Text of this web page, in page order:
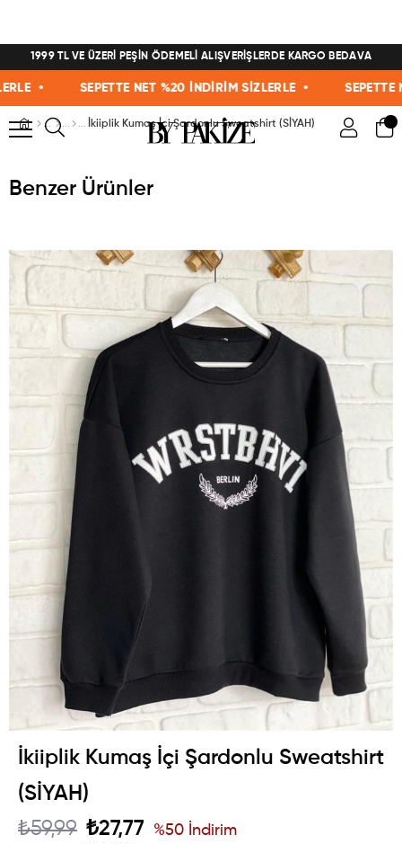
1999 TL VE ÜZERİ PEŞİN ÖDEMELİ ALIŞVERİŞLERDE KARGO BEDAVA
• SEPETTE NET %20 İNDİRİM SİZLERLE • SEPETTE
İkiiplik Kumaş İçi Şardonlu Sweatshirt (SİYAH)
Benzer Ürünler
İkiiplik Kumaş İçi Şardonlu Sweatshirt
(SİYAH)
₺59,99 ₺27,77 %50 İndirim